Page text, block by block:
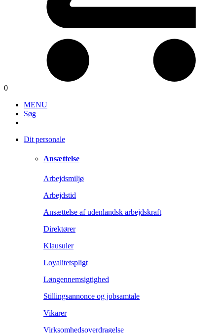
0
MENU
Søg
Dit personale
Ansættelse
Arbejdsmiljø
Arbejdstid
Ansættelse af udenlandsk arbejdskraft
Direktører
Klausuler
Loyalitetspligt
Løngennemsigtighed
Stillingsannonce og jobsamtale
Vikarer
Virksomhedsoverdragelse